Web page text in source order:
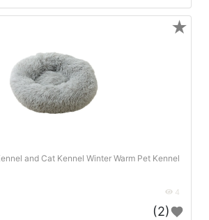
and Cat Kennel Winter Warm Pet Kennel
4
(2)
★